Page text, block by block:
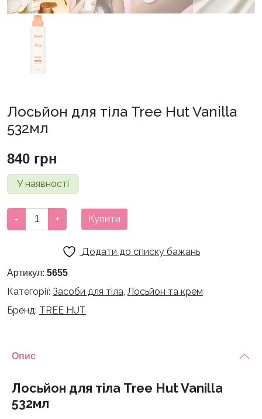
Лосьйон для тіла Tree Hut Vanilla
532мл
840 грн
У наявності
Лосьйон
для
Hut
кількість
- + Купити
Додати до списку бажань
Артикул: 5655
Категорії: Засоби для тіла, Лосьйон та крем
Бренд: TREE HUT
Опис
Лосьйон для тіла Tree Hut Vanilla
532мл